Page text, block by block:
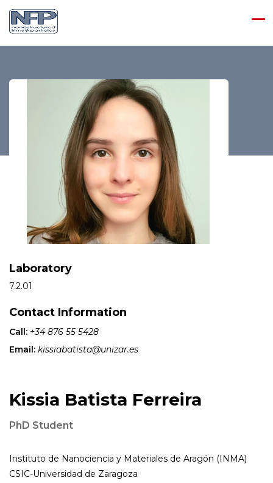
Laboratory
7.2.01
Contact Information
Call: +34 876 55 5428
Email: kissiabatista@unizar.es
Kissia Batista Ferreira
PhD Student
Instituto de Nanociencia y Materiales de Aragón (INMA)
CSIC-Universidad de Zaragoza